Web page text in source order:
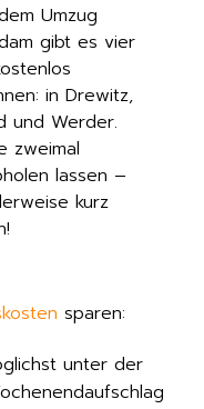
Umzug
gibt es vier
in Drewitz,
und Werder.
zweimal
lassen –
kurz
sparen:
unter der